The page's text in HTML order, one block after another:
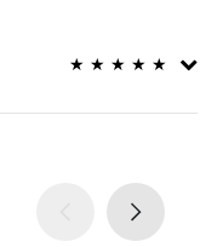
★ ★ ★ ★ ★